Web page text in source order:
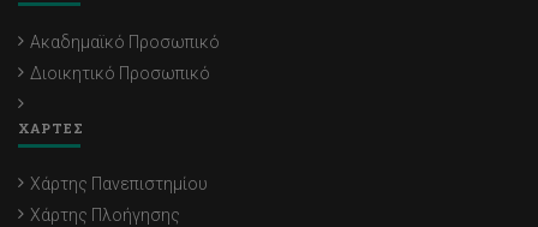
Ακαδημαϊκό Προσωπικό
Διοικητικό Προσωπικό
ΧΑΡΤΕΣ
Χάρτης Πανεπιστημίου
Χάρτης Πλοήγησης